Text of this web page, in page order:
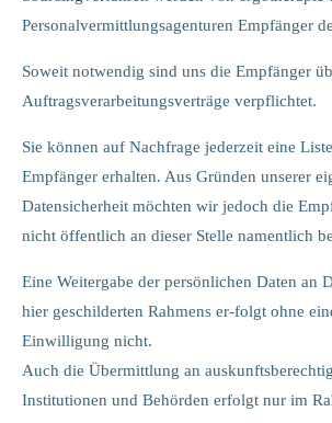
Personalvermittlungsagenturen Empfänger
Soweit notwendig sind uns die Empfänger
Auftragsverarbeitungsverträge verpflichtet.
Sie können auf Nachfrage jederzeit eine
Empfänger erhalten. Aus Gründen unserer
Datensicherheit möchten wir jedoch die
nicht öffentlich an dieser Stelle namentlich
Eine Weitergabe der persönlichen Daten an
hier geschilderten Rahmens er-folgt ohne
Einwilligung nicht.
Auch die Übermittlung an
Institutionen und Behörden erfolgt nur im